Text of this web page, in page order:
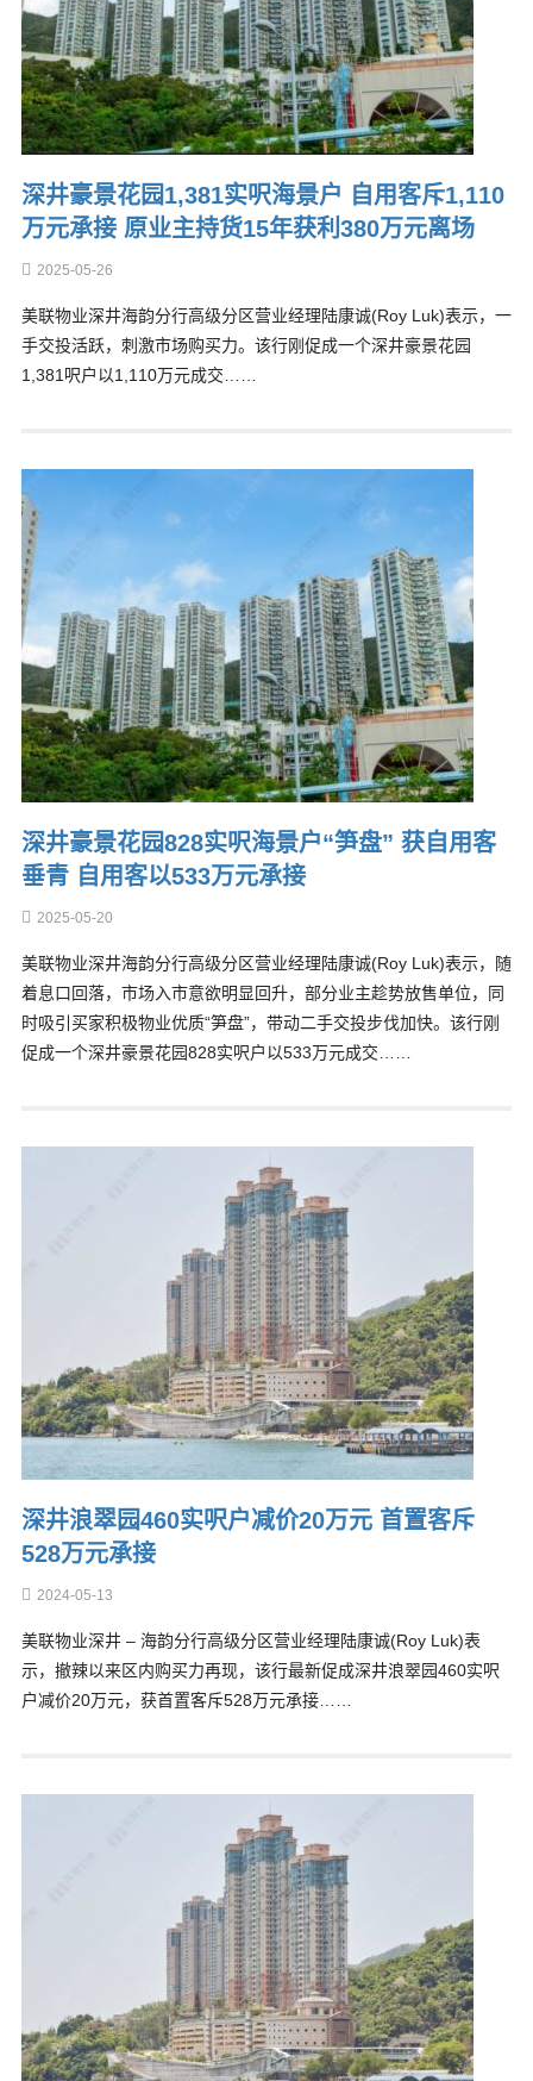
深井豪景花园1,381实呎海景户 自用客斥1,110
万元承接 原业主持货15年获利380万元离场
2025-05-26
美联物业深井海韵分行高级分区营业经理陆康诚(Roy Luk)表示，一
手交投活跃，刺激市场购买力。该行刚促成一个深井豪景花园
1,381呎户以1,110万元成交……
深井豪景花园828实呎海景户“笋盘” 获自用客
垂青 自用客以533万元承接
2025-05-20
美联物业深井海韵分行高级分区营业经理陆康诚(Roy Luk)表示，随
着息口回落，市场入市意欲明显回升，部分业主趁势放售单位，同
时吸引买家积极物业优质“笋盘”，带动二手交投步伐加快。该行刚
促成一个深井豪景花园828实呎户以533万元成交……
深井浪翠园460实呎户减价20万元 首置客斥
528万元承接
2024-05-13
美联物业深井 – 海韵分行高级分区营业经理陆康诚(Roy Luk)表
示，撤辣以来区内购买力再现，该行最新促成深井浪翠园460实呎
户减价20万元，获首置客斥528万元承接……